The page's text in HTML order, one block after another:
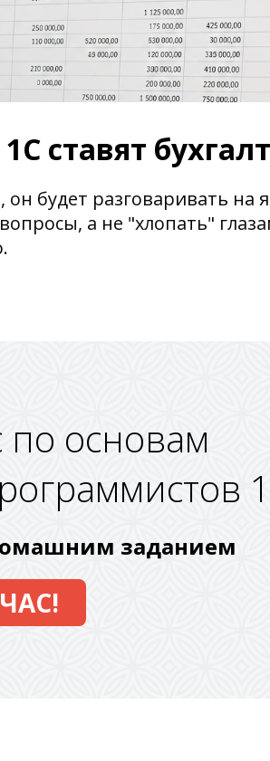
ставят
будет разговаривать на
а не "хлопать"
по основам
заданием